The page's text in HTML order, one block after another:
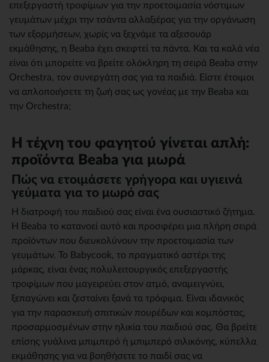
επεξεργαστή τροφίμων για την προετοιμασία νόστιμων
γευμάτων μέχρι την τσάντα αλλαξιέρας για την οργάνωση
των εξορμήσεων, χωρίς να ξεχνάμε τα αξεσουάρ
εκμάθησης, η Beaba έχει σκεφτεί τα πάντα. Και τα καλά νέα
είναι ότι μπορείτε να βρείτε ολόκληρη τη σειρά Beaba στην
Orchestra, τον συνεργάτη σας για τα παιδιά. Είστε έτοιμοι
να απλοποιήσετε τη ζωή σας ως γονέας με την Beaba και
την Orchestra;
Η τέχνη του φαγητού γίνεται απλή:
προϊόντα Beaba για μωρά
Πώς να ετοιμάσετε γρήγορα και υγιεινά
γεύματα για το μωρό σας
Η διατροφή του παιδιού σας είναι ένα ουσιαστικό ζήτημα.
Η Beaba το κατανοεί αυτό και προσφέρει μια πλήρη σειρά
προϊόντων που διευκολύνουν την προετοιμασία των
γευμάτων. Το Babycook, το πραγματικό αστέρι της
μάρκας, είναι ένας πολυλειτουργικός επεξεργαστής
τροφίμων που μαγειρεύει στον ατμό, αναμειγνύει,
ξεπαγώνει και ζεσταίνει ξανά τα τρόφιμα. Είναι ιδανικός
για την παρασκευή σπιτικών πουρέδων και κομπόστας,
προσαρμοσμένων στην ηλικία του παιδιού σας. Θα βρείτε
επίσης γυάλινα μπιμπερό ή μπιμπερό σιλικόνης, κύπελλα
εκμάθησης για να βοηθήσετε το παιδί σας να